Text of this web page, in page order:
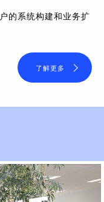
的系统构建和业务扩
了解更多